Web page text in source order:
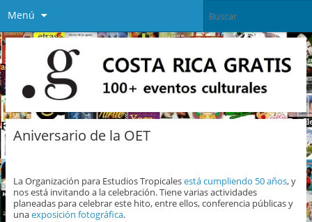
Menú
Aniversario de la OET
La Organización para Estudios Tropicalesestá cumpliendo 50 años, y
nos está invitando a la celebración. Tiene varias actividades
planeadas para celebrar este hito, entre ellos, conferencia públicas y
unaexposición fotográfica.